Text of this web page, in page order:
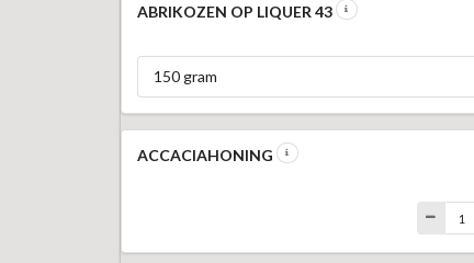
ABRIKOZEN OP LIQUER 43
150 gram
ACCACIAHONING